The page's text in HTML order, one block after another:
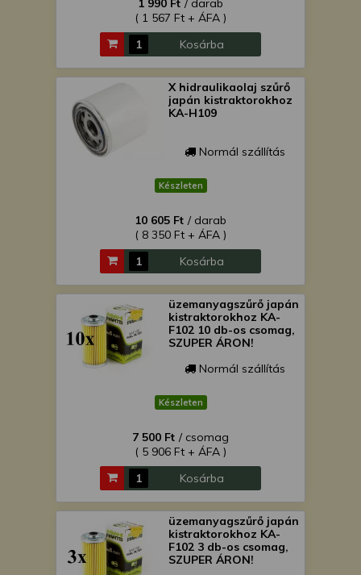
1 990 Ft / darab
( 1 567 Ft + ÁFA )
Kosárba
X hidraulikaolaj szűrő
japán kistraktorokhoz
KA-H109
Normál szállítás
Készleten
10 605 Ft / darab
( 8 350 Ft + ÁFA )
Kosárba
üzemanyagszűrő japán
kistraktorokhoz KA-
F102 10 db-os csomag,
SZUPER ÁRON!
Normál szállítás
Készleten
7 500 Ft / csomag
( 5 906 Ft + ÁFA )
Kosárba
üzemanyagszűrő japán
kistraktorokhoz KA-
F102 3 db-os csomag,
SZUPER ÁRON!